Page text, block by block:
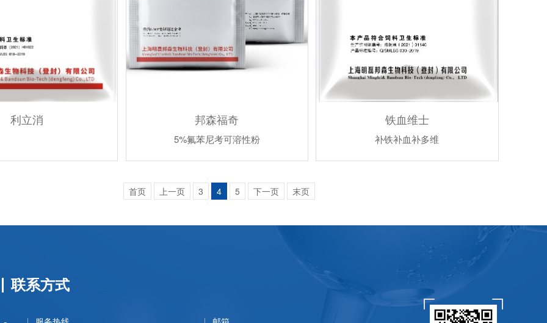
利立消 邦森福奇
5%氟苯尼考可溶性粉
铁血维士
补铁补血补多维
首页 上一页 3 4 5 下一页 末页
联系方式